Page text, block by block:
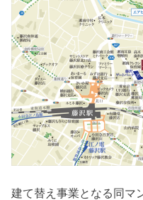
建て替え事業となる同マ